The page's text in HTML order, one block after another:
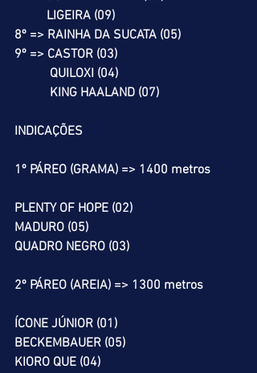
LIGEIRA (09)
8º => RAINHA DA SUCATA (05)
9º => CASTOR (03)
QUILOXI (04)
KING HAALAND (07)
INDICAÇÕES
1º PÁREO (GRAMA) => 1400 metros
PLENTY OF HOPE (02)
MADURO (05)
QUADRO NEGRO (03)
2º PÁREO (AREIA) => 1300 metros
ÍCONE JÚNIOR (01)
BECKEMBAUER (05)
KIORO QUE (04)